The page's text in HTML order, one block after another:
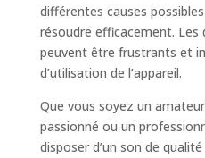
différentes causes
résoudre efficacement.
peuvent être frustrants et
d’utilisation de l’appareil.
Que vous soyez un
passionné ou un
disposer d’un son de